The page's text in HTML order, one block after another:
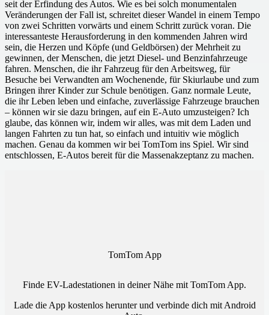
seit der Erfindung des Autos. Wie es bei solch monumentalen
Veränderungen der Fall ist, schreitet dieser Wandel in einem Tempo
von zwei Schritten vorwärts und einem Schritt zurück voran. Die
interessanteste Herausforderung in den kommenden Jahren wird
sein, die Herzen und Köpfe (und Geldbörsen) der Mehrheit zu
gewinnen, der Menschen, die jetzt Diesel- und Benzinfahrzeuge
fahren. Menschen, die ihr Fahrzeug für den Arbeitsweg, für
Besuche bei Verwandten am Wochenende, für Skiurlaube und zum
Bringen ihrer Kinder zur Schule benötigen. Ganz normale Leute,
die ihr Leben leben und einfache, zuverlässige Fahrzeuge brauchen
– können wir sie dazu bringen, auf ein E-Auto umzusteigen? Ich
glaube, das können wir, indem wir alles, was mit dem Laden und
langen Fahrten zu tun hat, so einfach und intuitiv wie möglich
machen. Genau da kommen wir bei TomTom ins Spiel. Wir sind
entschlossen, E-Autos bereit für die Massenakzeptanz zu machen.
TomTom App
Finde EV-Ladestationen in deiner Nähe mit TomTom App.
Lade die App kostenlos herunter und verbinde dich mit Android